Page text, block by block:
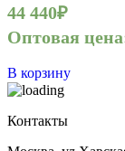
44 440₽
Оптовая
В корзину
Контакты